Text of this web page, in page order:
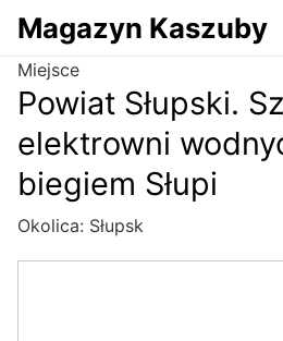
Przejdź do serwisu
Magazyn Kaszuby
Miejsce
Powiat Słupski.
elektrowni
biegiem Słupi
Okolica: Słupsk